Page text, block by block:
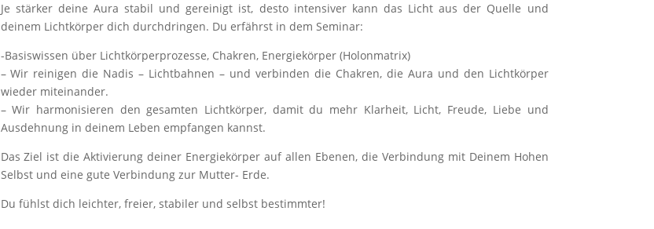
Je stärker deine Aura stabil und gereinigt ist, desto intensiver kann das Licht aus der Quelle und
deinem Lichtkörper dich durchdringen. Du erfährst in dem Seminar:
-Basiswissen über Lichtkörperprozesse, Chakren, Energiekörper (Holonmatrix)
– Wir reinigen die Nadis – Lichtbahnen – und verbinden die Chakren, die Aura und den Lichtkörper
wieder miteinander.
– Wir harmonisieren den gesamten Lichtkörper, damit du mehr Klarheit, Licht, Freude, Liebe und
Ausdehnung in deinem Leben empfangen kannst.
Das Ziel ist die Aktivierung deiner Energiekörper auf allen Ebenen, die Verbindung mit Deinem Hohen
Selbst und eine gute Verbindung zur Mutter- Erde.
Du fühlst dich leichter, freier, stabiler und selbst bestimmter!